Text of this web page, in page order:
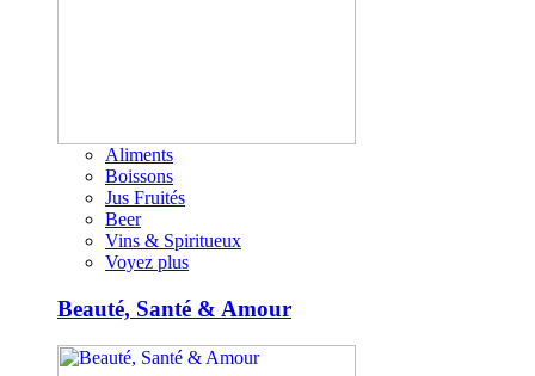
Aliments
Boissons
Jus Fruités
Beer
Vins & Spiritueux
Voyez plus
Beauté, Santé & Amour